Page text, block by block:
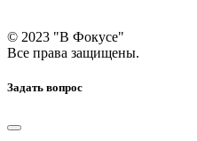
© 2023 "В Фокусе"
Все права защищены.
Задать вопрос